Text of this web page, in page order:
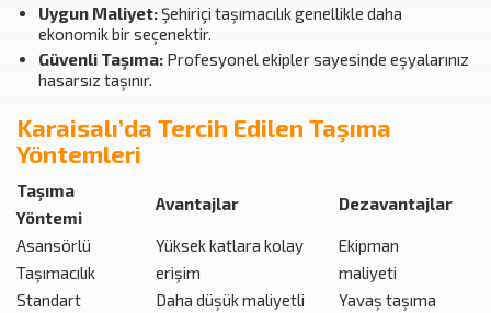
Uygun Maliyet:Şehiriçi taşımacılık genellikle daha
ekonomik bir seçenektir.
Güvenli Taşıma: Profesyonel ekipler sayesinde eşyalarınız
hasarsız taşınır.
Karaisalı’da Tercih Edilen Taşıma
Yöntemleri
Taşıma
Yöntemi
Avantajlar Dezavantajlar
Asansörlü
Taşımacılık
Yüksek katlara kolay
erişim
Ekipman
maliyeti
Standart
Daha düşük maliyetli
Yavaş taşıma